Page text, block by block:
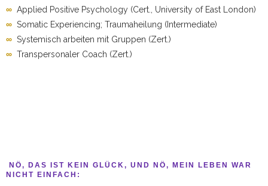
∞ Applied Positive Psychology (Cert., University of East London)
∞ Somatic Experiencing; Traumaheilung (Intermediate)
∞ Systemisch arbeiten mit Gruppen (Zert.)
∞ Transpersonaler Coach (Zert.)
NÖ, DAS IST KEIN GLÜCK, UND NÖ, MEIN LEBEN WAR
NICHT EINFACH: